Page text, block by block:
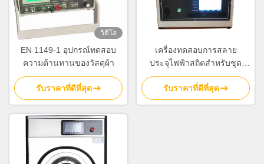
วิดีโอ
EN 1149-1 อุปกรณ์ทดสอบ
ความต้านทานของวัสดุผ้า
รับราคาที่ดีที่สุด
เครื่องทดสอบการสลาย
ประจุไฟฟ้าสถิตสำหรับชุด
ป้องกัน EN 1149-3
รับราคาที่ดีที่สุด